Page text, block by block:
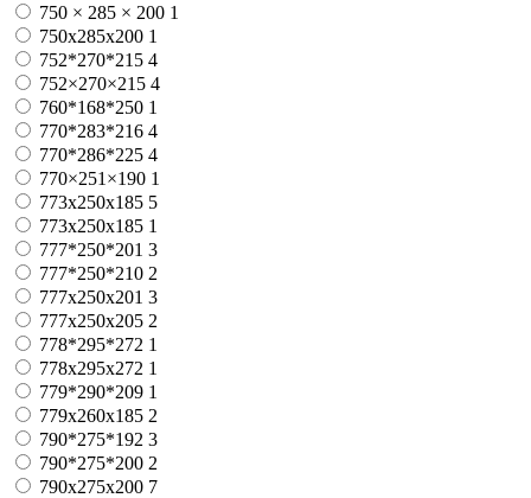
750 × 285 × 200 1
750х285х200 1
752*270*215 4
752×270×215 4
760*168*250 1
770*283*216 4
770*286*225 4
770×251×190 1
773x250x185 5
773х250х185 1
777*250*201 3
777*250*210 2
777x250x201 3
777х250х205 2
778*295*272 1
778x295x272 1
779*290*209 1
779х260х185 2
790*275*192 3
790*275*200 2
790x275x200 7